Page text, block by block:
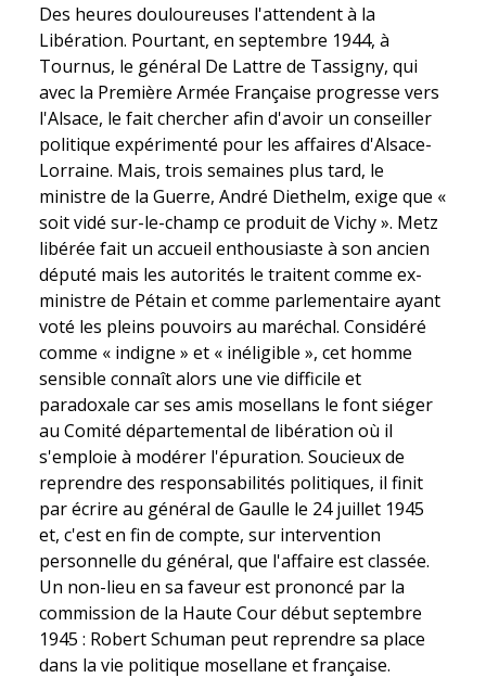
Des heures douloureuses l'attendent à la
Libération. Pourtant, en septembre 1944, à
Tournus, le général De Lattre de Tassigny, qui
avec la Première Armée Française progresse vers
l'Alsace, le fait chercher afin d'avoir un conseiller
politique expérimenté pour les affaires d'Alsace-
Lorraine. Mais, trois semaines plus tard, le
ministre de la Guerre, André Diethelm, exige que «
soit vidé sur-le-champ ce produit de Vichy ». Metz
libérée fait un accueil enthousiaste à son ancien
député mais les autorités le traitent comme ex-
ministre de Pétain et comme parlementaire ayant
voté les pleins pouvoirs au maréchal. Considéré
comme « indigne » et « inéligible », cet homme
sensible connaît alors une vie difficile et
paradoxale car ses amis mosellans le font siéger
au Comité départemental de libération où il
s'emploie à modérer l'épuration. Soucieux de
reprendre des responsabilités politiques, il finit
par écrire au général de Gaulle le 24 juillet 1945
et, c'est en fin de compte, sur intervention
personnelle du général, que l'affaire est classée.
Un non-lieu en sa faveur est prononcé par la
commission de la Haute Cour début septembre
1945 : Robert Schuman peut reprendre sa place
dans la vie politique mosellane et française.